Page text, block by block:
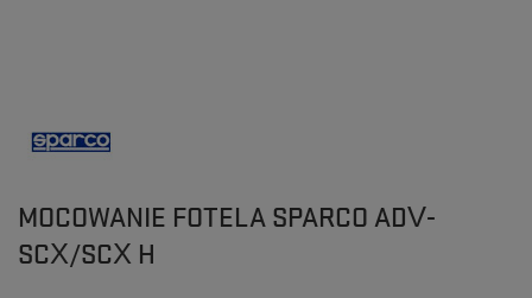
MOCOWANIE FOTELA SPARCO ADV-
SCX/SCX H